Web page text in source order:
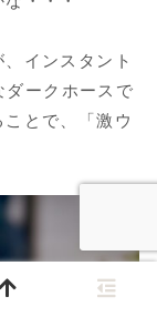
インスタント
ークホースで
とで、「激ウ